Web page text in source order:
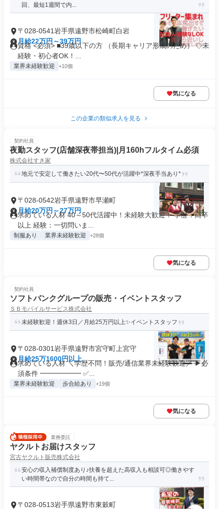
回、最短1週間で内...
〒028-0541岩手県遠野市松崎町白岩
月給22万円～39万円
資格 <必須> ■39歳以下の方 （長期キャリア形成のため） ◇未
経験・初心者OK！...
業界未経験歓迎 +10個
気になる
この企業の類似求人を見る
契約社員
夜勤スタッフ(店舗深夜帯担当)|月160hフルタイム必須
株式会社すき家
地元で安定して働きたい20代〜50代が活躍中*深夜手当あり*
〒028-0542岩手県遠野市早瀬町
月給20万円～27万円
求めている人材 40～50代活躍中！未経験大歓迎！ 学歴：高卒
以上 経験：一切問いま...
制服あり 業界未経験歓迎 +28個
気になる
契約社員
ソフトバンクグループの販売・イベントスタッフ
ＳＢモバイルサービス株式会社
未経験歓迎！週休3日／月給25万円以上✨イベントスタッフ
〒028-0301岩手県遠野市宮守町上宮守
月給25万1600円以上
求めている人材 ＼学歴不問！販売/通信業界未経験歓迎／ ▶必
須条件 ━━━━━━ ✅...
業界未経験歓迎 歩合給あり +19個
気になる
業務委託
ヤクルトお届けスタッフ
宮古ヤクルト販売株式会社
安心の収入補償制度あり♪扶養を超えた高収入も相談可◎働きやす
い時間帯なので自分の時間も持て...
〒028-0513岩手県遠野市東穀町